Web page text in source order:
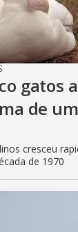
gatos
de
cresceu
de 1970